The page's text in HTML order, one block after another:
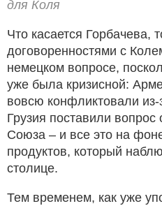
для Коля
Что касается Горбачева,
договоренностями с
немецком вопросе,
уже была кризисной:
вовсю конфликтовали
Грузия поставили
Союза – и все это на
продуктов, который
столице.
Тем временем, как уже